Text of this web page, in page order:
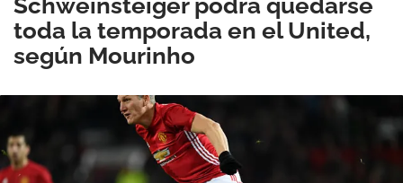
Schweinsteiger podrá quedarse
toda la temporada en el United,
según Mourinho